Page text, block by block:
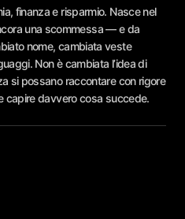
finanza e risparmio. Nasce nel
una scommessa — e da
nome, cambiata veste
Non è cambiata l’idea di
si possano raccontare con rigore
capire davvero cosa succede.